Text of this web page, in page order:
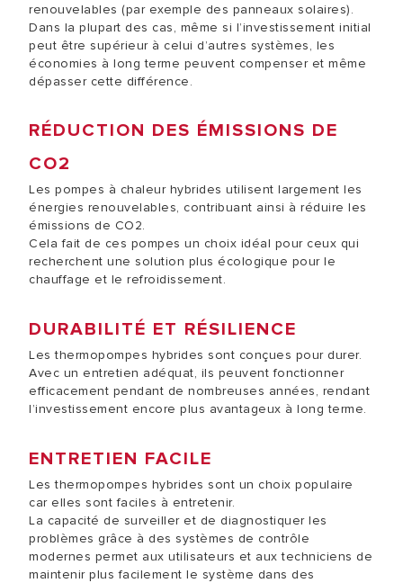
renouvelables (par exemple des panneaux solaires).
Dans la plupart des cas, même si l’investissement initial
peut être supérieur à celui d’autres systèmes, les
économies à long terme peuvent compenser et même
dépasser cette différence.
RÉDUCTION DES ÉMISSIONS DE
CO2
Les pompes à chaleur hybrides utilisent largement les
énergies renouvelables, contribuant ainsi à réduire les
émissions de CO2.
Cela fait de ces pompes un choix idéal pour ceux qui
recherchent une solution plus écologique pour le
chauffage et le refroidissement.
DURABILITÉ ET RÉSILIENCE
Les thermopompes hybrides sont conçues pour durer.
Avec un entretien adéquat, ils peuvent fonctionner
efficacement pendant de nombreuses années, rendant
l’investissement encore plus avantageux à long terme.
ENTRETIEN FACILE
Les thermopompes hybrides sont un choix populaire
car elles sont faciles à entretenir.
La capacité de surveiller et de diagnostiquer les
problèmes grâce à des systèmes de contrôle
modernes permet aux utilisateurs et aux techniciens de
maintenir plus facilement le système dans des